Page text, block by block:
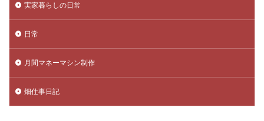
実家暮らしの日常
日常
月間マネーマシン制作
畑仕事日記